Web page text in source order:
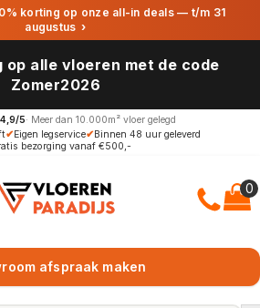
korting op onze all-in deals — t/m 31
augustus ›
alle vloeren met de code
Zomer2026
4,9/5· Meer dan 10.000m² vloer gelegd
✔Eigen legservice✔Binnen 48 uur geleverd
bezorging vanaf €500,-
afspraak maken